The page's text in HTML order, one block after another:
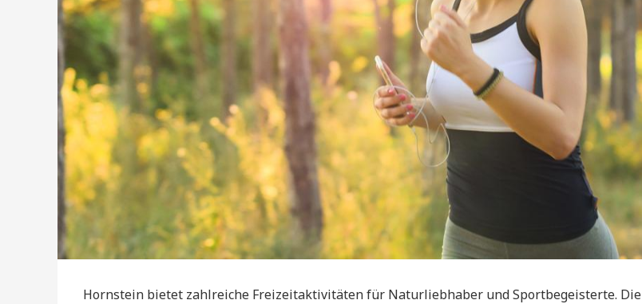
Hornstein bietet zahlreiche Freizeitaktivitäten für Naturliebhaber und Sportbegeisterte. Die